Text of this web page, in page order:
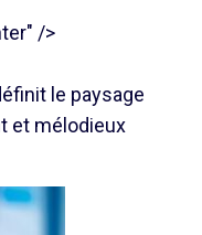
/>
le paysage
et mélodieux